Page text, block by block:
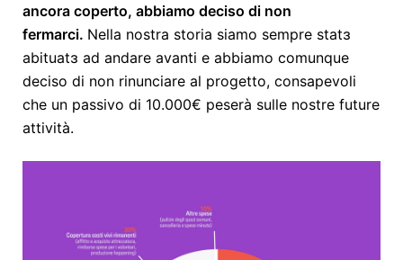
ancora coperto, abbiamo deciso di non
fermarci. Nella nostra storia siamo sempre statɜ
abituatɜ ad andare avanti e abbiamo comunque
deciso di non rinunciare al progetto, consapevoli
che un passivo di 10.000€ peserà sulle nostre future
attività.